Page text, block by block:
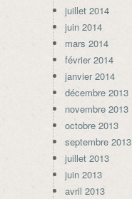
juillet 2014
juin 2014
mars 2014
février 2014
janvier 2014
décembre 2013
novembre 2013
octobre 2013
septembre 2013
juillet 2013
juin 2013
avril 2013